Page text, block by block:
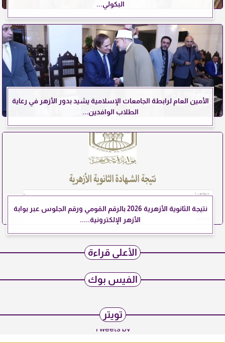
البكولي...
الأمين العام لرابطة الجامعات الإسلامية يشيد بدور الأزهر في رعاية
الطلاب الوافدين...
نتيجة الثانوية الأزهرية 2026 بالرقم القومي ورقم الجلوس عبر بوابة
الأزهر الإلكترونية.....
الأعلى قراءة
الفيس بوك
تويتر
Tweets by